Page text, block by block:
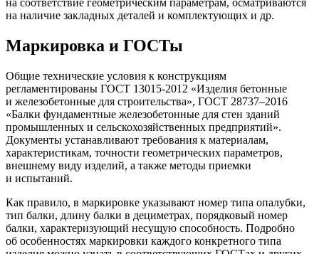
на соответствие геометрическим параметрам, осматриваются
на наличие закладных деталей и комплектующих и др.
Маркировка и ГОСТы
Общие технические условия к конструкциям
регламентированы ГОСТ 13015-2012 «Изделия бетонные
и железобетонные для строительства», ГОСТ 28737–2016
«Балки фундаментные железобетонные для стен зданий
промышленных и сельскохозяйственных предприятий».
Документы устанавливают требования к материалам,
характеристикам, точности геометрических параметров,
внешнему виду изделий, а также методы приемки
и испытаний.
Как правило, в маркировке указывают номер типа опалубки,
тип балки, длину балки в дециметрах, порядковый номер
балки, характеризующий несущую способность. Подробно
об особенностях маркировки каждого конкретного типа